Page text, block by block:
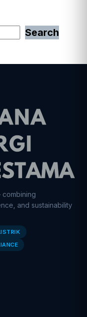
Search
and sustainability